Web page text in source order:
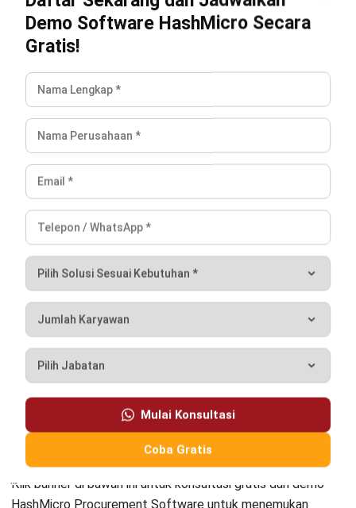
Jonathan Kurniawan
Jonathan Kurniawan saat ini bekerja sebagai
Procurement Specialist, fokus pada pengelolaan
harian perusahaan. Ia terbiasa menyeimbangkan
kualitas, biaya, dan waktu pengiriman agar setiap
berkelanjutan.
Regional Manager
Expert Reviewer
Anandia adalah seorang praktisi dengan gelar Master of
Business Administration dari Universitas Bina
strategi bisnis dan manajemen pemasaran. Pengalaman
lebih dari lima tahun di bidang marketing telah
wilayah. Perjalanan karirnya di industri teknologi dan
software enterprise memperkuat kemampuannya dalam
memahami kebutuhan pelanggan B2B, mengelola
kampanye pemasaran digital, serta mengoptimalkan